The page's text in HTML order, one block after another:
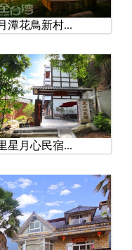
今年 九族文化村夏日
華 ...
里更近了，漫...
全台灣旅遊網報導】
又多了一處不能錯過
景點！淡江大橋正式
後，往...
塔塔加！紅葉、雲海
全台灣旅遊網報導】
南投縣信義鄉的 塔塔
憩區，海拔約2,610...
潭花鳥新村...
星月心民宿...